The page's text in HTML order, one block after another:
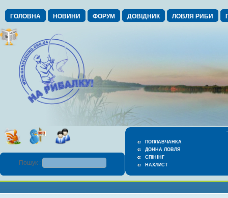
ГОЛОВНА НОВИНИ ФОРУМ ДОВІДНИК ЛОВЛЯ РИБИ
ПОПЛАВЧАНКА
ДОННА ЛОВЛЯ
СПІНІНГ
НАХЛИСТ
Пошук :